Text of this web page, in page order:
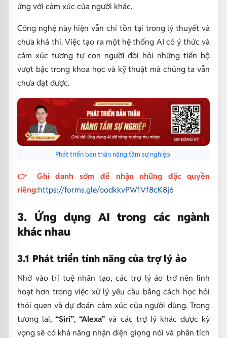
ứng với cảm xúc của người khác.
Công nghệ này hiện vẫn chỉ tồn tại trong lý thuyết và
chưa khả thi. Việc tạo ra một hệ thống AI có ý thức và
cảm xúc tương tự con người đòi hỏi những tiến bộ
vượt bậc trong khoa học và kỹ thuật mà chúng ta vẫn
chưa đạt được.
Phát triển bản thân nâng tầm sự nghiệp
👉 Ghi danh sớm để nhận những đặc quyền
riêng:https://forms.gle/oodkkvPWfVf8cK8j6
3. Ứng dụng AI trong các ngành
khác nhau
3.1 Phát triển tính năng của trợ lý ảo
Nhờ vào trí tuệ nhân tạo, các trợ lý ảo trở nên linh
hoạt hơn trong việc xử lý yêu cầu bằng cách học hỏi
thói quen và dự đoán cảm xúc của người dùng. Trong
tương lai,“Siri”,“Alexa” và các trợ lý khác được kỳ
vọng sẽ có khả năng nhận diện giọng nói và phân tích